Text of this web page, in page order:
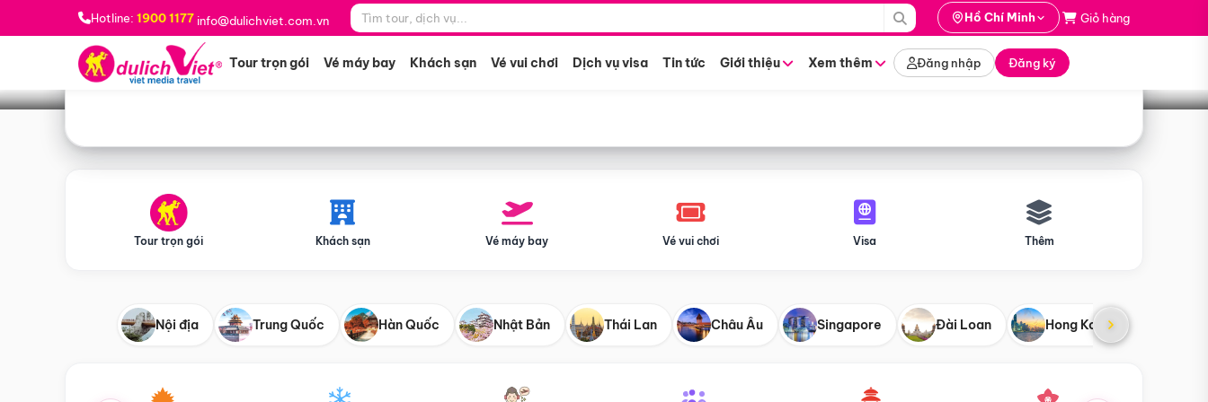
Hotline: 1900 1177 info@dulichviet.com.vn Hồ Chí Minh Giỏ hàng
Tour trọn gói Vé máy bay Khách sạn Vé vui chơi Dịch vụ visa Tin tức Giới thiệu Xem thêm Đăng nhập Đăng ký
Bạn muốn đi đâu? *
Tìm tour
Tour trọn gói Khách sạn Vé máy bay Vé vui chơi Visa Thêm
Nội địa Trung Quốc Hàn Quốc Nhật Bản Thái Lan Châu Âu Singapore Đài Loan Hong Kong